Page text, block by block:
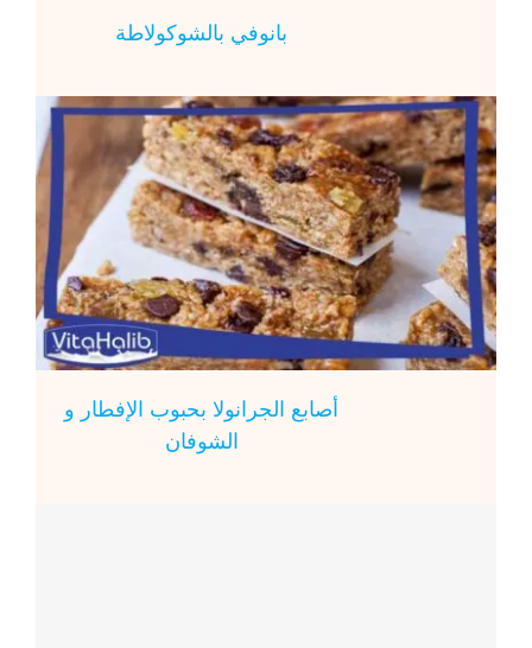
بانوفي بالشوكولاطة
أصابع الجرانولا بحبوب الإفطار و
الشوفان